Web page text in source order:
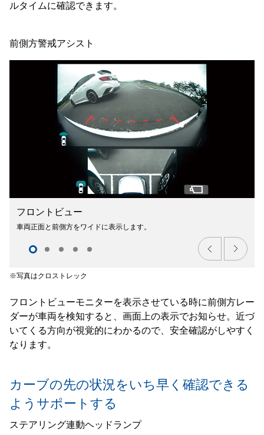
ルタイムに確認できます。
前側方警戒アシスト
フロントビューモニターを表示させている時に前側方レー
ダーが車両を検知すると、画面上の表示でお知らせ。近づ
いてくる方向が視覚的にわかるので、安全確認がしやすく
なります。
フロントビュー
車両正面と前側方をワイドに表示します。
※写真はクロストレック
カーブの先の状況をいち早く確認できる
ようサポートする
ステアリング連動ヘッドランプ